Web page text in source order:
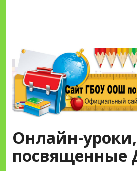
Сайт ГБОУ ООШ
Онлайн-уроки,
посвященные